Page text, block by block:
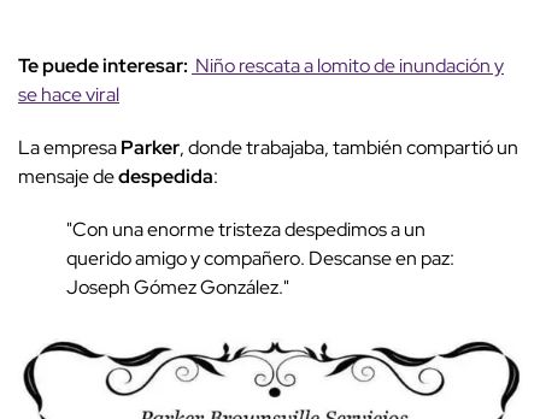
Te puede interesar: Niño rescata a lomito de inundación y
se hace viral
La empresaParker, donde trabajaba, también compartió un
mensaje dedespedida:
"Con una enorme tristeza despedimos a un
querido amigo y compañero. Descanse en paz:
Joseph Gómez González."